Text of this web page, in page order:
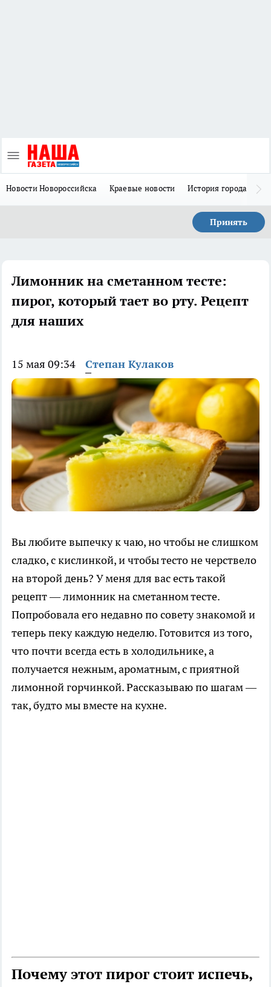
Новости Новороссийска Краевые новости История города Н
Принять
Лимонник на сметанном тесте:
пирог, который тает во рту. Рецепт
для наших
15 мая 09:34 Степан Кулаков
Вы любите выпечку к чаю, но чтобы не слишком
сладко, с кислинкой, и чтобы тесто не черствело
на второй день? У меня для вас есть такой
рецепт — лимонник на сметанном тесте.
Попробовала его недавно по совету знакомой и
теперь пеку каждую неделю. Готовится из того,
что почти всегда есть в холодильнике, а
получается нежным, ароматным, с приятной
лимонной горчинкой. Рассказываю по шагам —
так, будто мы вместе на кухне.
Почему этот пирог стоит испечь,